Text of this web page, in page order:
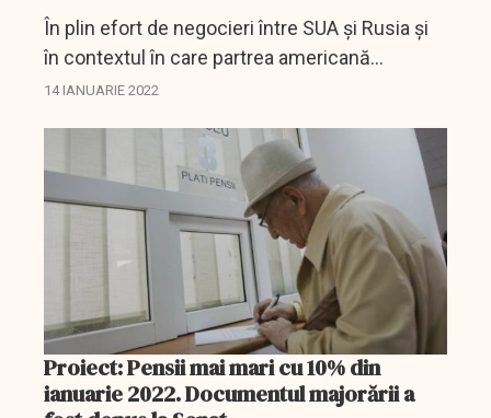
În plin efort de negocieri între SUA și Rusia și
în contextul în care partrea americană
amenință cu noi sancțiuni, Senatul de la
14 IANUARIE 2022
Proiect: Pensii mai mari cu 10% din
ianuarie 2022. Documentul majorării a